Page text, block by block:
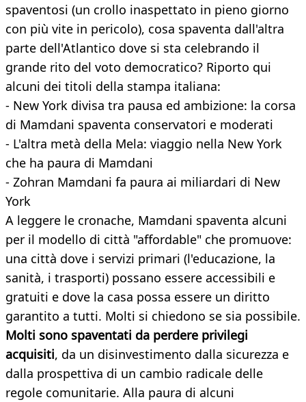
spaventosi (un crollo inaspettato in pieno giorno
con più vite in pericolo), cosa spaventa dall'altra
parte dell'Atlantico dove si sta celebrando il
grande rito del voto democratico? Riporto qui
alcuni dei titoli della stampa italiana:
- New York divisa tra pausa ed ambizione: la corsa
di Mamdani spaventa conservatori e moderati
- L'altra metà della Mela: viaggio nella New York
che ha paura di Mamdani
- Zohran Mamdani fa paura ai miliardari di New
York
A leggere le cronache, Mamdani spaventa alcuni
per il modello di città "affordable" che promuove:
una città dove i servizi primari (l'educazione, la
sanità, i trasporti) possano essere accessibili e
gratuiti e dove la casa possa essere un diritto
garantito a tutti. Molti si chiedono se sia possibile.
Molti sono spaventati da perdere privilegi
acquisiti, da un disinvestimento dalla sicurezza e
dalla prospettiva di un cambio radicale delle
regole comunitarie. Alla paura di alcuni